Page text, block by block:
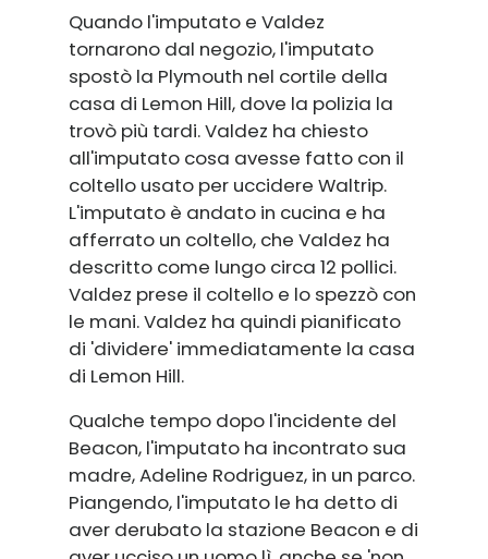
Quando l'imputato e Valdez
tornarono dal negozio, l'imputato
spostò la Plymouth nel cortile della
casa di Lemon Hill, dove la polizia la
trovò più tardi. Valdez ha chiesto
all'imputato cosa avesse fatto con il
coltello usato per uccidere Waltrip.
L'imputato è andato in cucina e ha
afferrato un coltello, che Valdez ha
descritto come lungo circa 12 pollici.
Valdez prese il coltello e lo spezzò con
le mani. Valdez ha quindi pianificato
di 'dividere' immediatamente la casa
di Lemon Hill.
Qualche tempo dopo l'incidente del
Beacon, l'imputato ha incontrato sua
madre, Adeline Rodriguez, in un parco.
Piangendo, l'imputato le ha detto di
aver derubato la stazione Beacon e di